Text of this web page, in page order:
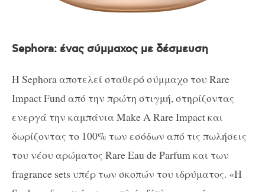
Sephora: ένας σύμμαχος με δέσμευση
Η Sephora αποτελεί σταθερό σύμμαχο του Rare
Impact Fund από την πρώτη στιγμή, στηρίζοντας
ενεργά την καμπάνια Make A Rare Impact και
δωρίζοντας το 100% των εσόδων από τις πωλήσεις
του νέου αρώματος Rare Eau de Parfum και των
fragrance sets υπέρ των σκοπών του ιδρύματος. «Η